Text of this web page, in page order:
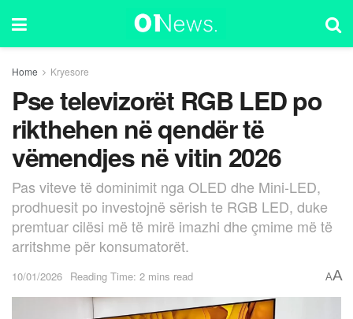
Home Kryesore
Pse televizorët RGB LED po
rikthehen në qendër të
vëmendjes në vitin 2026
Pas viteve të dominimit nga OLED dhe Mini-LED,
prodhuesit po investojnë sërish te RGB LED, duke
premtuar cilësi më të mirë imazhi dhe çmime më të
arritshme për konsumatorët.
10/01/2026 Reading Time: 2 mins read AA